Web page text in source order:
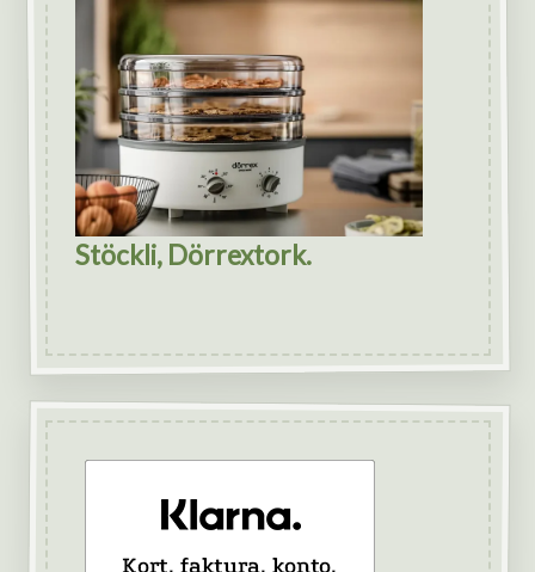
Stöckli, Dörrextork.